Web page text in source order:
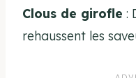
Clous de girofle :
rehaussent les